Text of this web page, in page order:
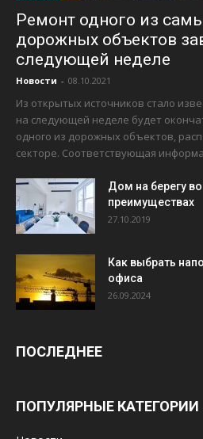
Ремонт одного из
дорожных объектов
следующей неделе
Новости - 08.10.2021
Из открытых источников стало
на следующей неделе будет
одного из дорожных объектов,
секторе. Соответствующая
Дом на берегу
преимуществах
27.10.2019
Как выбрать
офиса
26.09.2024
ПОСЛЕДНЕЕ
ПОПУЛЯРНЫЕ КАТЕГОРИИ